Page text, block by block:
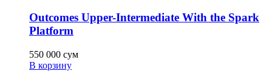
Outcomes Upper-Intermediate With the Spark
Platform
550 000 сум
В корзину